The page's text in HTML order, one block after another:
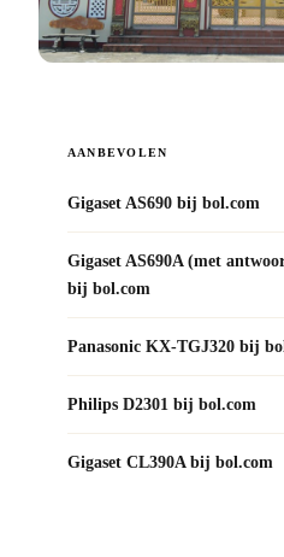
AANBEVOLEN
Gigaset AS690 bij bol.com
Gigaset AS690A (met
bij bol.com
Panasonic KX-TGJ320 bij
Philips D2301 bij bol.com
Gigaset CL390A bij bol.com